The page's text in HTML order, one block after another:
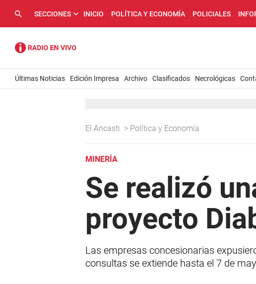
SECCIONES INICIO POLÍTICA Y ECONOMÍA POLICIALES
Últimas Noticias Edición Impresa Archivo Clasificados Necrológicas
El Ancasti > Política y Economía
MINERÍA
Se realizó
proyecto
Las empresas concesionarias
consultas se extiende hasta el 7 de